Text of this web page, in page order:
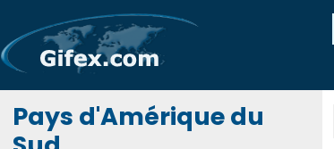
Pays d'Amérique du